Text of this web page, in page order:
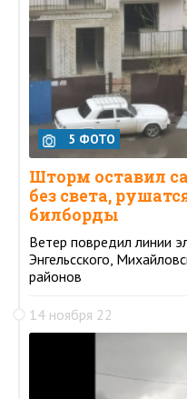
5 ФОТО
Шторм оставил
без света,
билборды
Ветер повредил линии
Энгельсского,
районов
14 ноября 22